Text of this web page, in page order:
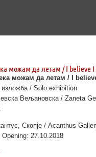
можам да летам / I believe
можам да летам / I
изложба / Solo exhibition
Вељановска / Zaneta
Скопје / Acanthus
27.10.2018